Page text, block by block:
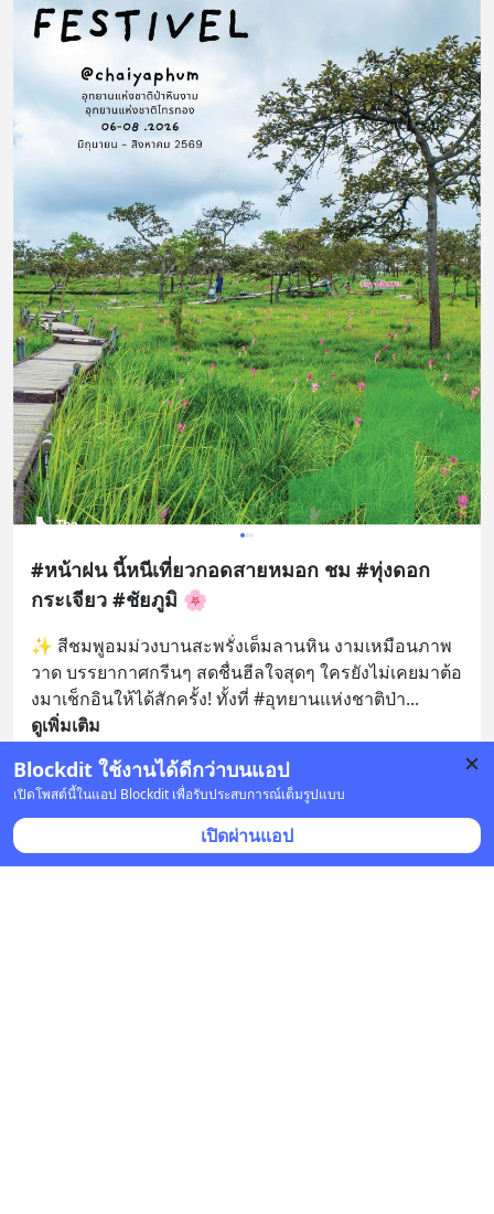
Blockdit ใช้งานได้ดีกว่าบนแอป
เปิดโพสต์นี้ในแอป Blockdit เพื่อรับประสบการณ์เต็มรูปแบบ
เปิดผ่านแอป
#หน้าฝน นี้หนีเที่ยวกอดสายหมอก ชม #ทุ่งดอก
กระเจียว #ชัยภูมิ 🌸
✨ สีชมพูอมม่วงบานสะพรั่งเต็มลานหิน งามเหมือนภาพ
วาด บรรยากาศกรีนๆ สดชื่นฮีลใจสุดๆ ใครยังไม่เคยมาต้อ
งมาเช็กอินให้ได้สักครั้ง! ทั้งที่ #อุทยานแห่งชาติป่า...
ดูเพิ่มเติม
บันทึก
ติดตาม